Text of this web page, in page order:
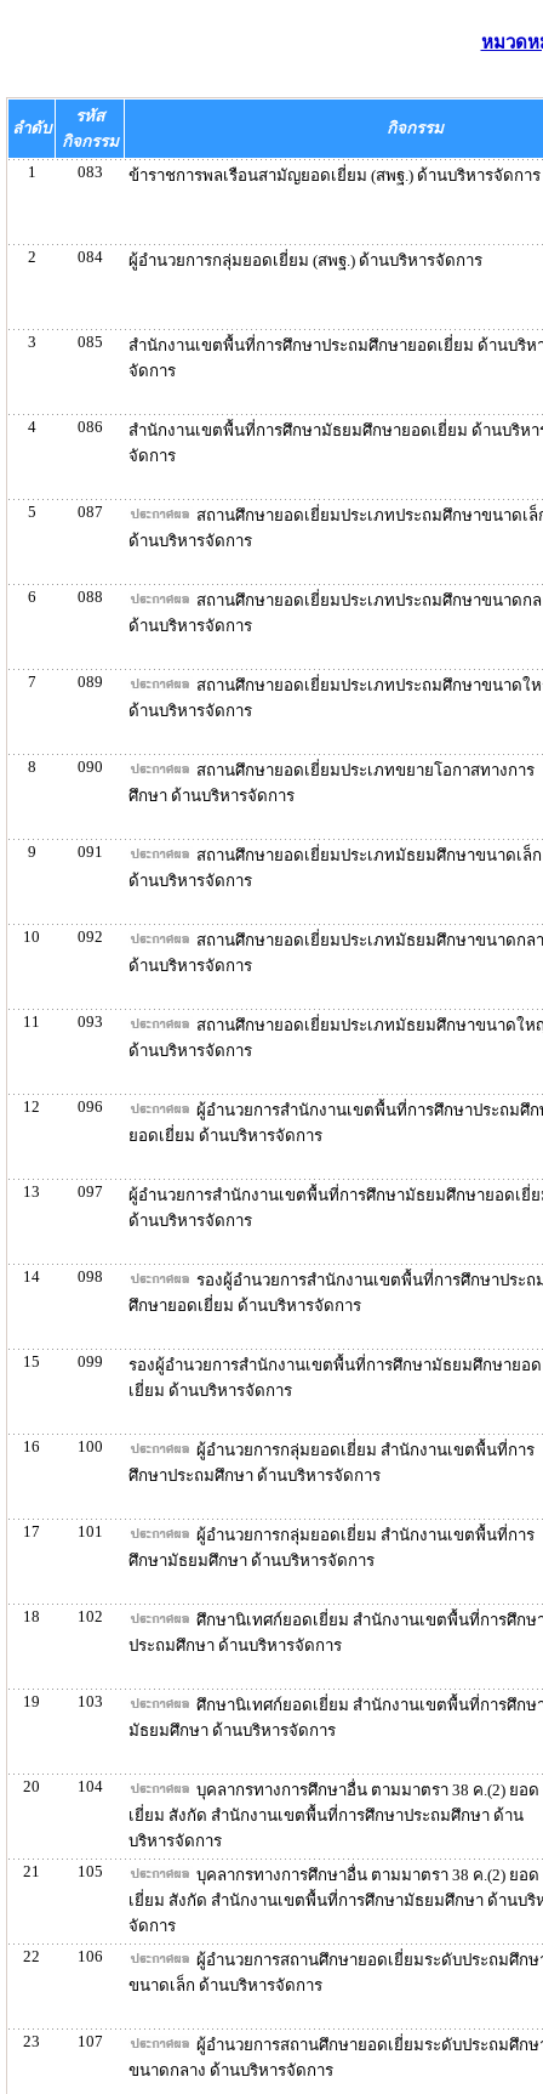
หมวดห
ลำดับ
รหัส
กิจกรรม
กิจกรรม
1 083 ข้าราชการพลเรือนสามัญยอดเยี่ยม (สพฐ.) ด้านบริหารจัดการ
2 084 ผู้อำนวยการกลุ่มยอดเยี่ยม (สพฐ.) ด้านบริหารจัดการ
3 085
สำนักงานเขตพื้นที่การศึกษาประถมศึกษายอดเยี่ยม ด้านบริห
จัดการ
4 086
สำนักงานเขตพื้นที่การศึกษามัธยมศึกษายอดเยี่ยม ด้านบริหา
จัดการ
5 087
สถานศึกษายอดเยี่ยมประเภทประถมศึกษาขนาดเล็
ด้านบริหารจัดการ
6 088
สถานศึกษายอดเยี่ยมประเภทประถมศึกษาขนาดกล
ด้านบริหารจัดการ
7 089
สถานศึกษายอดเยี่ยมประเภทประถมศึกษาขนาดใ
ด้านบริหารจัดการ
8 090
สถานศึกษายอดเยี่ยมประเภทขยายโอกาสทางการ
ศึกษา ด้านบริหารจัดการ
9 091
สถานศึกษายอดเยี่ยมประเภทมัธยมศึกษาขนาดเล็ก
ด้านบริหารจัดการ
10 092
สถานศึกษายอดเยี่ยมประเภทมัธยมศึกษาขนาดกล
ด้านบริหารจัดการ
11 093
สถานศึกษายอดเยี่ยมประเภทมัธยมศึกษาขนาดให
ด้านบริหารจัดการ
12 096
ผู้อำนวยการสำนักงานเขตพื้นที่การศึกษาประถมศึก
ยอดเยี่ยม ด้านบริหารจัดการ
13 097
ผู้อำนวยการสำนักงานเขตพื้นที่การศึกษามัธยมศึกษายอดเยี่
ด้านบริหารจัดการ
14 098
รองผู้อำนวยการสำนักงานเขตพื้นที่การศึกษาประถ
ศึกษายอดเยี่ยม ด้านบริหารจัดการ
15 099
รองผู้อำนวยการสำนักงานเขตพื้นที่การศึกษามัธยมศึกษายอด
เยี่ยม ด้านบริหารจัดการ
16 100
ผู้อำนวยการกลุ่มยอดเยี่ยม สำนักงานเขตพื้นที่การ
ศึกษาประถมศึกษา ด้านบริหารจัดการ
17 101
ผู้อำนวยการกลุ่มยอดเยี่ยม สำนักงานเขตพื้นที่การ
ศึกษามัธยมศึกษา ด้านบริหารจัดการ
18 102
ศึกษานิเทศก์ยอดเยี่ยม สำนักงานเขตพื้นที่การศึกษ
ประถมศึกษา ด้านบริหารจัดการ
19 103
ศึกษานิเทศก์ยอดเยี่ยม สำนักงานเขตพื้นที่การศึกษ
มัธยมศึกษา ด้านบริหารจัดการ
20 104
บุคลากรทางการศึกษาอื่น ตามมาตรา 38 ค.(2) ยอด
เยี่ยม สังกัด สำนักงานเขตพื้นที่การศึกษาประถมศึกษา ด้าน
บริหารจัดการ
21
105
บุคลากรทางการศึกษาอื่น ตามมาตรา 38 ค.(2) ยอด
เยี่ยม สังกัด สำนักงานเขตพื้นที่การศึกษามัธยมศึกษา ด้านบริ
จัดการ
22
106
ผู้อำนวยการสถานศึกษายอดเยี่ยมระดับประถมศึกษ
ขนาดเล็ก ด้านบริหารจัดการ
23 107
ผู้อำนวยการสถานศึกษายอดเยี่ยมระดับประถมศึกษ
ขนาดกลาง ด้านบริหารจัดการ